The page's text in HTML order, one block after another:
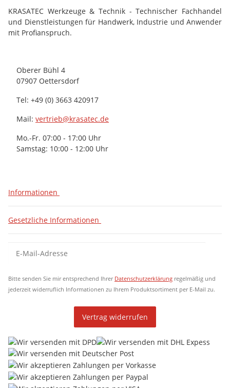
KRASATEC Werkzeuge & Technik - Technischer Fachhandel
und Dienstleistungen für Handwerk, Industrie und Anwender
mit Profianspruch.
Oberer Bühl 4
07907 Oettersdorf
Tel: +49 (0) 3663 420917
Mail: vertrieb@krasatec.de
Mo.-Fr. 07:00 - 17:00 Uhr
Samstag: 10:00 - 12:00 Uhr
Informationen
Gesetzliche Informationen
Newsletter Abonnieren
Bitte senden Sie mir entsprechend Ihrer Datenschutzerklärung regelmäßig und
jederzeit widerruflich Informationen zu Ihrem Produktsortiment per E-Mail zu.
Vertrag widerrufen